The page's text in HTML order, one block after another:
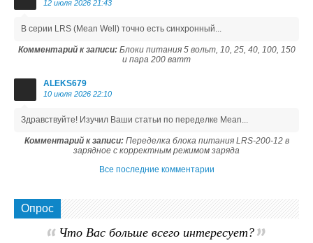
12 июля 2026 21:43
В серии LRS (Mean Well) точно есть синхронный...
Комментарий к записи:Блоки питания 5 вольт, 10, 25, 40, 100, 150
и пара 200 ватт
ALEKS679
10 июля 2026 22:10
Здравствуйте! Изучил Ваши статьи по переделке Mean...
Комментарий к записи:Переделка блока питания LRS-200-12 в
зарядное с корректным режимом заряда
Все последние комментарии
Опрос
Что Вас больше всего интересует?